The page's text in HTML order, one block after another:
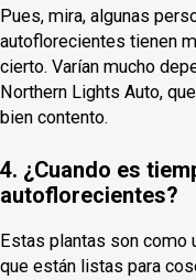
Pues, mira, algunas
autoflorecientes tienen
cierto. Varían mucho
Northern Lights Auto,
bien contento.
4. ¿Cuando es
autoflorecientes?
Estas plantas son como
que están listas para